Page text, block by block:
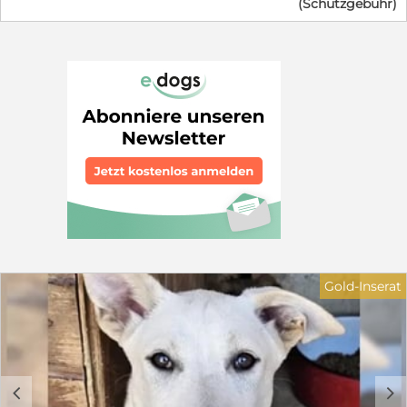
Minute hochträchtig gerettet wurde. Ein wenig Zeit
haben wir noch, doch wir können nicht für immer
neugierig und verspielt und kuscheln am liebsten
stundenlang. Da wir langsam groß und selbstständig
werden, packen wir bald unsere Köfferchen. Wir suchen
Menschen, die uns die Welt zeigen, uns das Hunde-
Einmaleins beibringen und uns nie wieder hergeben.
Auch unsere wundervolle Mama sucht ein eigenes
Zuhause (wird später separat vorgestellt). in dem sie
nach der anstrengenden Welpenzeit endlich die
Prinzessin sein darf. Bei unserem Auszug sind wir
natürlich geimpft, gechipt und mehrfach entwurmt.
hast und ein gutes Zuhause bieten kannst, melde dich
schnell bei unseren Pflegeeltern. Wir freuen uns auf
dich! Wer schenkt einem der bezaubernden
Hundekinder ein liebevolles Zuhause für immer? Ein
Garten sollte vorhanden sein. Gerne ländlich oder am
grünen Stadtrand oder in einem grünen Viertel. Einen
kuscheligen Sofaplatz würden sie auch nicht verachten.
(Schutzgebühr)
c d
Gold-Inserat